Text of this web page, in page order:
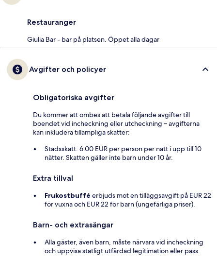
Restauranger
Giulia Bar - bar på platsen. Öppet alla dagar
Avgifter och policyer
Obligatoriska avgifter
Du kommer att ombes att betala följande avgifter till
boendet vid incheckning eller utcheckning – avgifterna
kan inkludera tillämpliga skatter:
Stadsskatt: 6.00 EUR per person per natt i upp till 10
nätter. Skatten gäller inte barn under 10 år.
Extra tillval
Frukostbuffé erbjuds mot en tilläggsavgift på EUR 22
för vuxna och EUR 22 för barn (ungefärliga priser).
Barn- och extrasängar
Alla gäster, även barn, måste närvara vid incheckning
och uppvisa statligt utfärdad legitimation eller pass.